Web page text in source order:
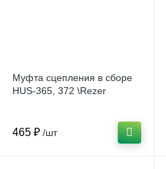
Муфта сцепления в сборе
HUS-365, 372 \Rezer
465 ₽ /шт